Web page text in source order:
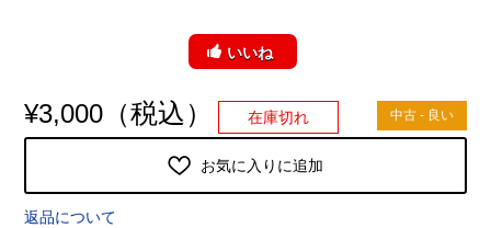
いいね
中古 - 良い
¥3,000 （税込） 在庫切れ
お気に入りに追加
返品について